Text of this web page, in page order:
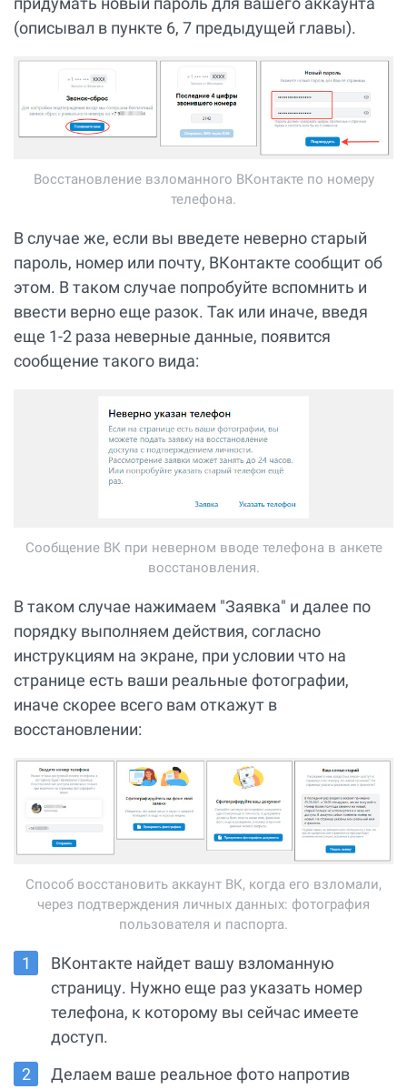
(описывал в пункте 6, 7 предыдущей главы).
Восстановление взломанного ВКонтакте по номеру
телефона.
В случае же, если вы введете неверно старый
пароль, номер или почту, ВКонтакте сообщит об
этом. В таком случае попробуйте вспомнить и
ввести верно еще разок. Так или иначе, введя
еще 1-2 раза неверные данные, появится
сообщение такого вида:
Сообщение ВК при неверном вводе телефона в анкете
восстановления.
В таком случае нажимаем "Заявка" и далее по
порядку выполняем действия, согласно
инструкциям на экране, при условии что на
странице есть ваши реальные фотографии,
иначе скорее всего вам откажут в
восстановлении:
Способ восстановить аккаунт ВК, когда его взломали,
через подтверждения личных данных: фотография
пользователя и паспорта.
ВКонтакте найдет вашу взломанную
страницу. Нужно еще раз указать номер
телефона, к которому вы сейчас имеете
доступ.
Делаем ваше реальное фото напротив